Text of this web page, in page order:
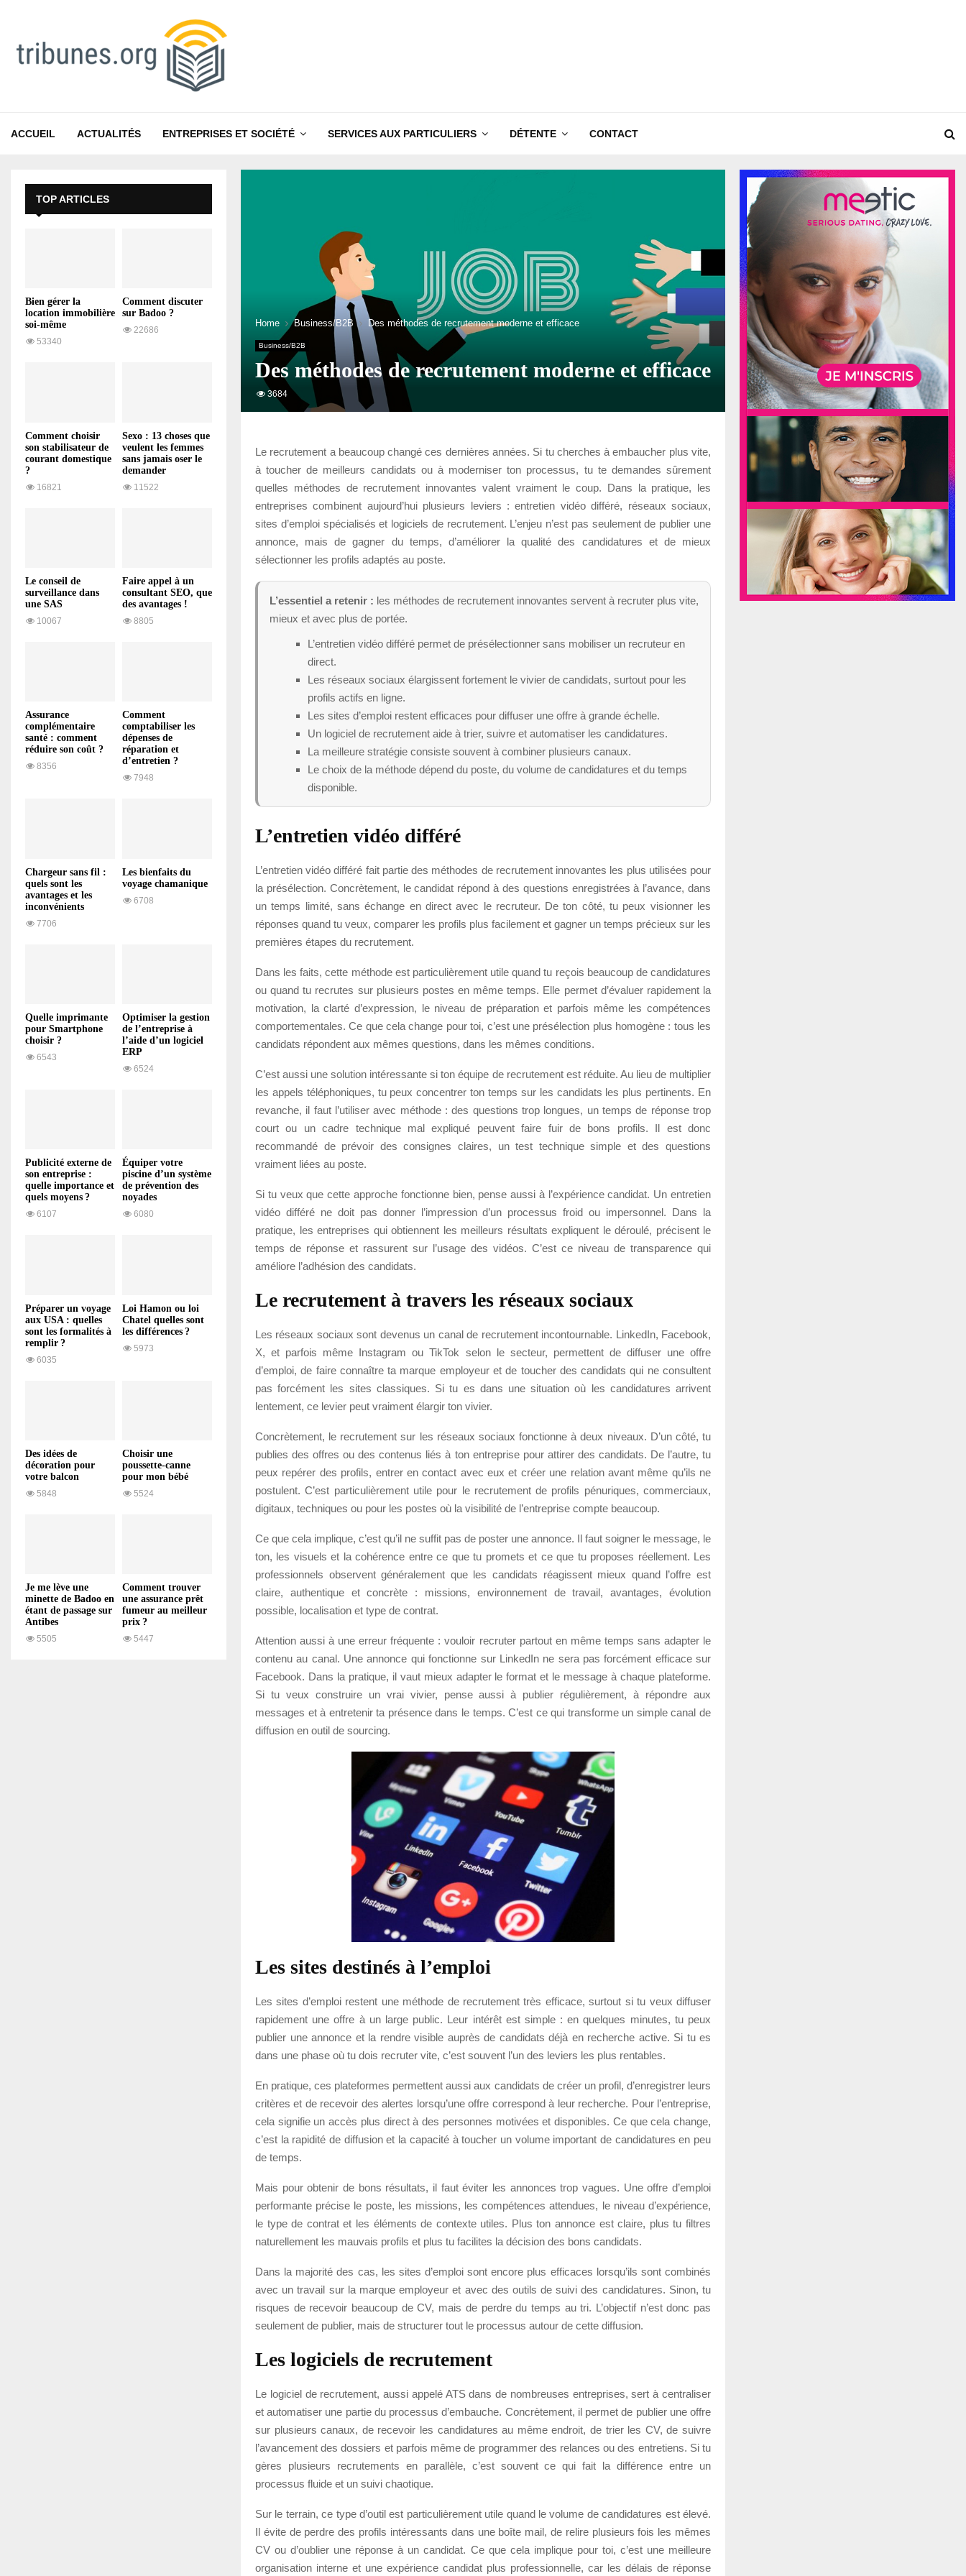
ACCUEIL ACTUALITÉS ENTREPRISES ET SOCIÉTÉ SERVICES AUX PARTICULIERS DÉTENTE CONTACT
Home Business/B2B Des méthodes de recrutement moderne et efficace
Business/B2B
Des méthodes de recrutement moderne et efficace
3684
Le recrutement a beaucoup changé ces dernières années. Si tu cherches à embaucher plus vite,
à toucher de meilleurs candidats ou à moderniser ton processus, tu te demandes sûrement
quelles méthodes de recrutement innovantes valent vraiment le coup. Dans la pratique, les
entreprises combinent aujourd’hui plusieurs leviers : entretien vidéo différé, réseaux sociaux,
sites d’emploi spécialisés et logiciels de recrutement. L’enjeu n’est pas seulement de publier une
annonce, mais de gagner du temps, d’améliorer la qualité des candidatures et de mieux
sélectionner les profils adaptés au poste.
L’essentiel a retenir : les méthodes de recrutement innovantes servent à recruter plus vite,
mieux et avec plus de portée.
L’entretien vidéo différé permet de présélectionner sans mobiliser un recruteur en
direct.
Les réseaux sociaux élargissent fortement le vivier de candidats, surtout pour les
profils actifs en ligne.
Les sites d’emploi restent efficaces pour diffuser une offre à grande échelle.
Un logiciel de recrutement aide à trier, suivre et automatiser les candidatures.
La meilleure stratégie consiste souvent à combiner plusieurs canaux.
Le choix de la méthode dépend du poste, du volume de candidatures et du temps
disponible.
L’entretien vidéo différé
L’entretien vidéo différé fait partie des méthodes de recrutement innovantes les plus utilisées pour
la présélection. Concrètement, le candidat répond à des questions enregistrées à l’avance, dans
un temps limité, sans échange en direct avec le recruteur. De ton côté, tu peux visionner les
réponses quand tu veux, comparer les profils plus facilement et gagner un temps précieux sur les
premières étapes du recrutement.
Dans les faits, cette méthode est particulièrement utile quand tu reçois beaucoup de candidatures
ou quand tu recrutes sur plusieurs postes en même temps. Elle permet d’évaluer rapidement la
motivation, la clarté d’expression, le niveau de préparation et parfois même les compétences
comportementales. Ce que cela change pour toi, c’est une présélection plus homogène : tous les
candidats répondent aux mêmes questions, dans les mêmes conditions.
C’est aussi une solution intéressante si ton équipe de recrutement est réduite. Au lieu de multiplier
les appels téléphoniques, tu peux concentrer ton temps sur les candidats les plus pertinents. En
revanche, il faut l’utiliser avec méthode : des questions trop longues, un temps de réponse trop
court ou un cadre technique mal expliqué peuvent faire fuir de bons profils. Il est donc
recommandé de prévoir des consignes claires, un test technique simple et des questions
vraiment liées au poste.
Si tu veux que cette approche fonctionne bien, pense aussi à l’expérience candidat. Un entretien
vidéo différé ne doit pas donner l’impression d’un processus froid ou impersonnel. Dans la
pratique, les entreprises qui obtiennent les meilleurs résultats expliquent le déroulé, précisent le
temps de réponse et rassurent sur l’usage des vidéos. C’est ce niveau de transparence qui
améliore l’adhésion des candidats.
Le recrutement à travers les réseaux sociaux
Les réseaux sociaux sont devenus un canal de recrutement incontournable. LinkedIn, Facebook,
X, et parfois même Instagram ou TikTok selon le secteur, permettent de diffuser une offre
d’emploi, de faire connaître ta marque employeur et de toucher des candidats qui ne consultent
pas forcément les sites classiques. Si tu es dans une situation où les candidatures arrivent
lentement, ce levier peut vraiment élargir ton vivier.
Concrètement, le recrutement sur les réseaux sociaux fonctionne à deux niveaux. D’un côté, tu
publies des offres ou des contenus liés à ton entreprise pour attirer des candidats. De l’autre, tu
peux repérer des profils, entrer en contact avec eux et créer une relation avant même qu’ils ne
postulent. C’est particulièrement utile pour le recrutement de profils pénuriques, commerciaux,
digitaux, techniques ou pour les postes où la visibilité de l’entreprise compte beaucoup.
Ce que cela implique, c’est qu’il ne suffit pas de poster une annonce. Il faut soigner le message, le
ton, les visuels et la cohérence entre ce que tu promets et ce que tu proposes réellement. Les
professionnels observent généralement que les candidats réagissent mieux quand l’offre est
claire, authentique et concrète : missions, environnement de travail, avantages, évolution
possible, localisation et type de contrat.
Attention aussi à une erreur fréquente : vouloir recruter partout en même temps sans adapter le
contenu au canal. Une annonce qui fonctionne sur LinkedIn ne sera pas forcément efficace sur
Facebook. Dans la pratique, il vaut mieux adapter le format et le message à chaque plateforme.
Si tu veux construire un vrai vivier, pense aussi à publier régulièrement, à répondre aux
messages et à entretenir ta présence dans le temps. C’est ce qui transforme un simple canal de
diffusion en outil de sourcing.
Les sites destinés à l’emploi
Les sites d’emploi restent une méthode de recrutement très efficace, surtout si tu veux diffuser
rapidement une offre à un large public. Leur intérêt est simple : en quelques minutes, tu peux
publier une annonce et la rendre visible auprès de candidats déjà en recherche active. Si tu es
dans une phase où tu dois recruter vite, c’est souvent l’un des leviers les plus rentables.
En pratique, ces plateformes permettent aussi aux candidats de créer un profil, d’enregistrer leurs
critères et de recevoir des alertes lorsqu’une offre correspond à leur recherche. Pour l’entreprise,
cela signifie un accès plus direct à des personnes motivées et disponibles. Ce que cela change,
c’est la rapidité de diffusion et la capacité à toucher un volume important de candidatures en peu
de temps.
Mais pour obtenir de bons résultats, il faut éviter les annonces trop vagues. Une offre d’emploi
performante précise le poste, les missions, les compétences attendues, le niveau d’expérience,
le type de contrat et les éléments de contexte utiles. Plus ton annonce est claire, plus tu filtres
naturellement les mauvais profils et plus tu facilites la décision des bons candidats.
Dans la majorité des cas, les sites d’emploi sont encore plus efficaces lorsqu’ils sont combinés
avec un travail sur la marque employeur et avec des outils de suivi des candidatures. Sinon, tu
risques de recevoir beaucoup de CV, mais de perdre du temps au tri. L’objectif n’est donc pas
seulement de publier, mais de structurer tout le processus autour de cette diffusion.
Les logiciels de recrutement
Le logiciel de recrutement, aussi appelé ATS dans de nombreuses entreprises, sert à centraliser
et automatiser une partie du processus d’embauche. Concrètement, il permet de publier une offre
sur plusieurs canaux, de recevoir les candidatures au même endroit, de trier les CV, de suivre
l’avancement des dossiers et parfois même de programmer des relances ou des entretiens. Si tu
gères plusieurs recrutements en parallèle, c’est souvent ce qui fait la différence entre un
processus fluide et un suivi chaotique.
Sur le terrain, ce type d’outil est particulièrement utile quand le volume de candidatures est élevé.
Il évite de perdre des profils intéressants dans une boîte mail, de relire plusieurs fois les mêmes
CV ou d’oublier une réponse à un candidat. Ce que cela implique pour toi, c’est une meilleure
organisation interne et une expérience candidat plus professionnelle, car les délais de réponse
TOP ARTICLES
Bien gérer la
location immobilière
soi-même
53340
Comment discuter
sur Badoo ?
22686
Comment choisir
son stabilisateur de
courant domestique
?
16821
Sexo : 13 choses que
veulent les femmes
sans jamais oser le
demander
11522
Le conseil de
surveillance dans
une SAS
10067
Faire appel à un
consultant SEO, que
des avantages !
8805
Assurance
complémentaire
santé : comment
réduire son coût ?
8356
Comment
comptabiliser les
dépenses de
réparation et
d’entretien ?
7948
Chargeur sans fil :
quels sont les
avantages et les
inconvénients
7706
Les bienfaits du
voyage chamanique
6708
Quelle imprimante
pour Smartphone
choisir ?
6543
Optimiser la gestion
de l’entreprise à
l’aide d’un logiciel
ERP
6524
Publicité externe de
son entreprise :
quelle importance et
quels moyens ?
6107
Équiper votre
piscine d’un système
de prévention des
noyades
6080
Préparer un voyage
aux USA : quelles
sont les formalités à
remplir ?
6035
Loi Hamon ou loi
Chatel quelles sont
les différences ?
5973
Des idées de
décoration pour
votre balcon
5848
Choisir une
poussette-canne
pour mon bébé
5524
Je me lève une
minette de Badoo en
étant de passage sur
Antibes
5505
Comment trouver
une assurance prêt
fumeur au meilleur
prix ?
5447